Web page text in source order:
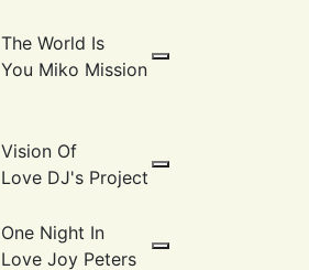
The World Is
You Miko Mission
Vision Of
Love DJ's Project
One Night In
Love Joy Peters